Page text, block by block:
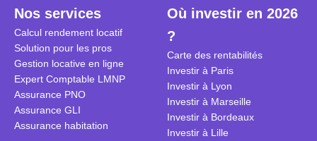
secondes
sécuriser
Nos services
Calcul rendement locatif
Solution pour les pros
Gestion locative en ligne
Expert Comptable LMNP
Assurance PNO
Assurance GLI
Assurance habitation
Où investir en 2026
?
Carte des rentabilités
Investir à Paris
Investir à Lyon
Investir à Marseille
Investir à Bordeaux
Investir à Lille